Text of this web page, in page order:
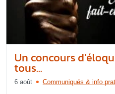
Un concours
tous...
6 août Communiqués & info